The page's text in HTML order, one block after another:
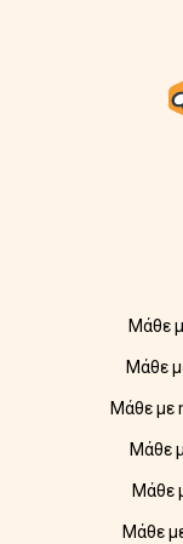
Μάθε
Μάθε
Μάθε με
Μάθε
Μάθε
Μάθε